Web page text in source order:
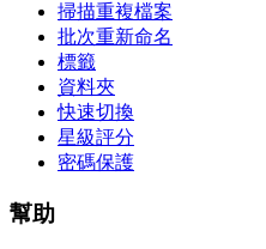
掃描重複檔案
批次重新命名
標籤
資料夾
快速切換
星級評分
密碼保護
幫助